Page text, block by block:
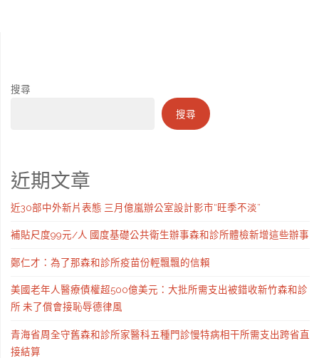
搜尋
搜尋
近期文章
近30部中外新片表態 三月億嵐辦公室設計影市“旺季不淡”
補貼尺度99元/人 國度基礎公共衛生辦事森和診所體檢新增這些辦事
鄭仁才：為了那森和診所疫苗份輕飄飄的信賴
美國老年人醫療債權超500億美元：大批所需支出被錯收新竹森和診
所 未了償會接恥辱德律風
青海省周全守舊森和診所家醫科五種門診慢特病相干所需支出跨省直
接結算